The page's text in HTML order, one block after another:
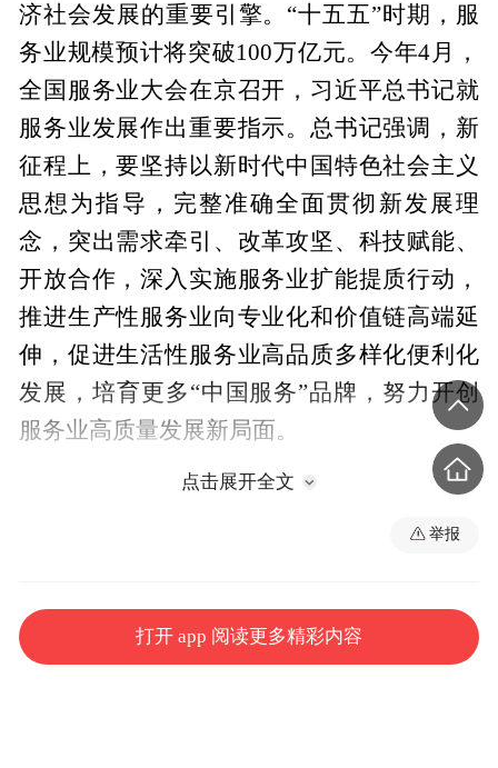
济社会发展的重要引擎。“十五五”时期，服
务业规模预计将突破100万亿元。今年4月，
全国服务业大会在京召开，习近平总书记就
服务业发展作出重要指示。总书记强调，新
征程上，要坚持以新时代中国特色社会主义
思想为指导，完整准确全面贯彻新发展理
念，突出需求牵引、改革攻坚、科技赋能、
开放合作，深入实施服务业扩能提质行动，
推进生产性服务业向专业化和价值链高端延
伸，促进生活性服务业高品质多样化便利化
发展，培育更多“中国服务”品牌，努力开创
服务业高质量发展新局面。
新华社推出“中国经济圆桌会”大型全媒体访
谈节目，邀请国家发展改革委产业发展司副
研究所副所长刘涛，中国质量认证中心有限
公司总经理刘钢，荣华养老服务有限责任公
点击展开全文
举报
打开 app 阅读更多精彩内容